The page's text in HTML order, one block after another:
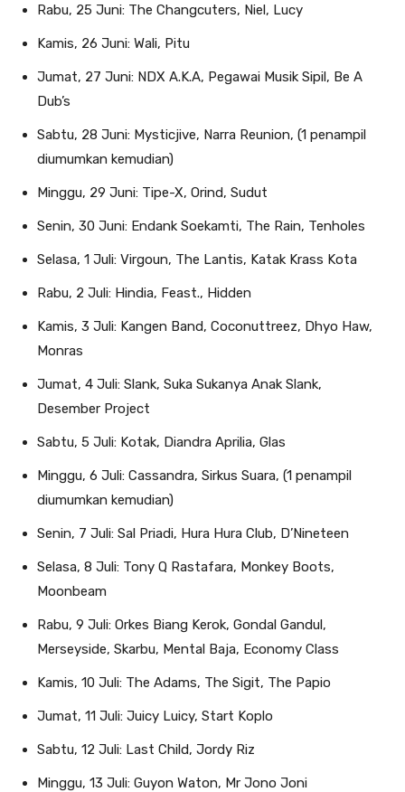
Rabu, 25 Juni: The Changcuters, Niel, Lucy
Kamis, 26 Juni: Wali, Pitu
Jumat, 27 Juni: NDX A.K.A, Pegawai Musik Sipil, Be A
Dub’s
Sabtu, 28 Juni: Mysticjive, Narra Reunion, (1 penampil
diumumkan kemudian)
Minggu, 29 Juni: Tipe-X, Orind, Sudut
Senin, 30 Juni: Endank Soekamti, The Rain, Tenholes
Selasa, 1 Juli: Virgoun, The Lantis, Katak Krass Kota
Rabu, 2 Juli: Hindia, Feast., Hidden
Kamis, 3 Juli: Kangen Band, Coconuttreez, Dhyo Haw,
Monras
Jumat, 4 Juli: Slank, Suka Sukanya Anak Slank,
Desember Project
Sabtu, 5 Juli: Kotak, Diandra Aprilia, Glas
Minggu, 6 Juli: Cassandra, Sirkus Suara, (1 penampil
diumumkan kemudian)
Senin, 7 Juli: Sal Priadi, Hura Hura Club, D’Nineteen
Selasa, 8 Juli: Tony Q Rastafara, Monkey Boots,
Moonbeam
Rabu, 9 Juli: Orkes Biang Kerok, Gondal Gandul,
Merseyside, Skarbu, Mental Baja, Economy Class
Kamis, 10 Juli: The Adams, The Sigit, The Papio
Jumat, 11 Juli: Juicy Luicy, Start Koplo
Sabtu, 12 Juli: Last Child, Jordy Riz
Minggu, 13 Juli: Guyon Waton, Mr Jono Joni